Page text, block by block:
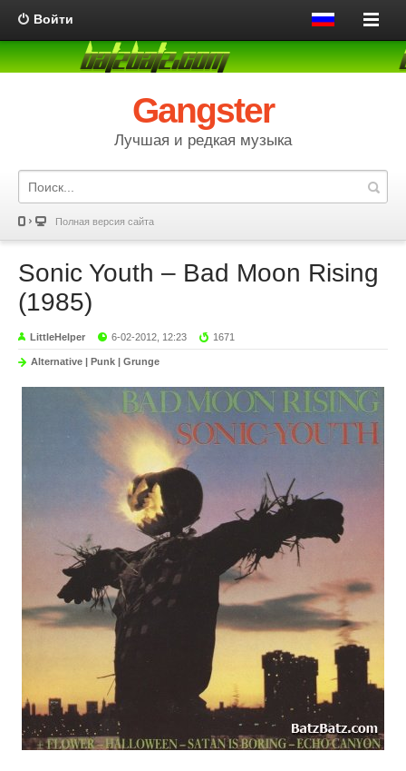
Войти
Gangster
Лучшая и редкая музыка
Полная версия сайта
Sonic Youth – Bad Moon Rising
(1985)
LittleHelper 6-02-2012, 12:23 1671
Alternative | Punk | Grunge